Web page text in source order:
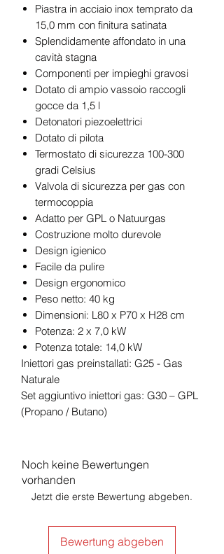
Piastra in acciaio inox temprato da
15,0 mm con finitura satinata
Splendidamente affondato in una
cavità stagna
Componenti per impieghi gravosi
Dotato di ampio vassoio raccogli
gocce da 1,5 l
Detonatori piezoelettrici
Dotato di pilota
Termostato di sicurezza 100-300
gradi Celsius
Valvola di sicurezza per gas con
termocoppia
Adatto per GPL o Natuurgas
Costruzione molto durevole
Design igienico
Facile da pulire
Design ergonomico
Peso netto: 40 kg
Dimensioni: L80 x P70 x H28 cm
Potenza: 2 x 7,0 kW
Potenza totale: 14,0 kW
Iniettori gas preinstallati: G25 - Gas
Naturale
Set aggiuntivo iniettori gas: G30 – GPL
(Propano / Butano)
Noch keine Bewertungen
vorhanden
Jetzt die erste Bewertung abgeben.
Bewertung abgeben